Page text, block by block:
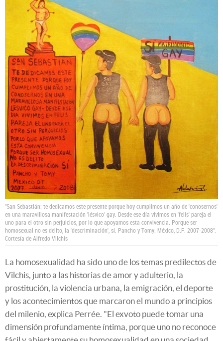
"San Sebastián: te dedicamos este presente porque hoy cumplimos un año de 'conosernos'
en una maravillosa manifestación 'lésvico' gay. Desde ese día vivimos en 'felis' pareja el
uno para el otro sin perjuicios, por lo que apoyamos esta convivencia. Porque ser
homosexual no es delito, la 'descriminación', sí. Pancho y Tomy. México, D.F. 2007-2008".
Cortesía de Alfredo Vilchis
La homosexualidad ha sido uno de los temas predilectos de
Vilchis, junto a las historias de amor y adulterio, la
prostitución, la violencia urbana, la emigración, el deporte
y los acontecimientos que marcaron el mundo a principios
del milenio, explica Perrée. "El exvoto puede tomar una
dimensión profundamente íntima, porque uno no reconoce